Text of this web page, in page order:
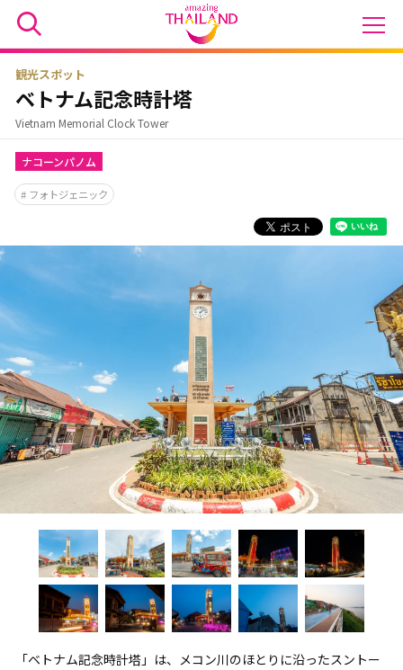
観光スポット
ベトナム記念時計塔
Vietnam Memorial Clock Tower
ナコーンパノム
フォトジェニック
「ベトナム記念時計塔」は、メコン川のほとりに沿ったスントー